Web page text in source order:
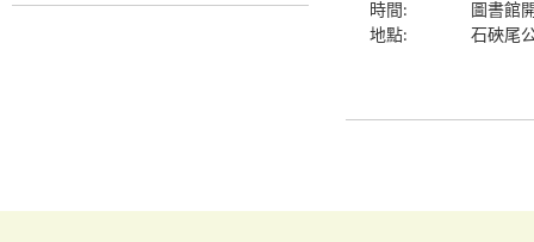
時間:
圖書館
地點:
石硤尾